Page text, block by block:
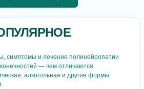
симптомы и лечение полинейропатии
— чем отличаются
алкогольная и другие формы